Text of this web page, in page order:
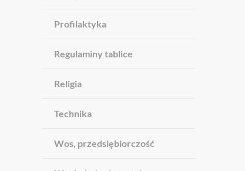
Profilaktyka
Regulaminy tablice
Religia
Technika
Wos, przedsiębiorczość